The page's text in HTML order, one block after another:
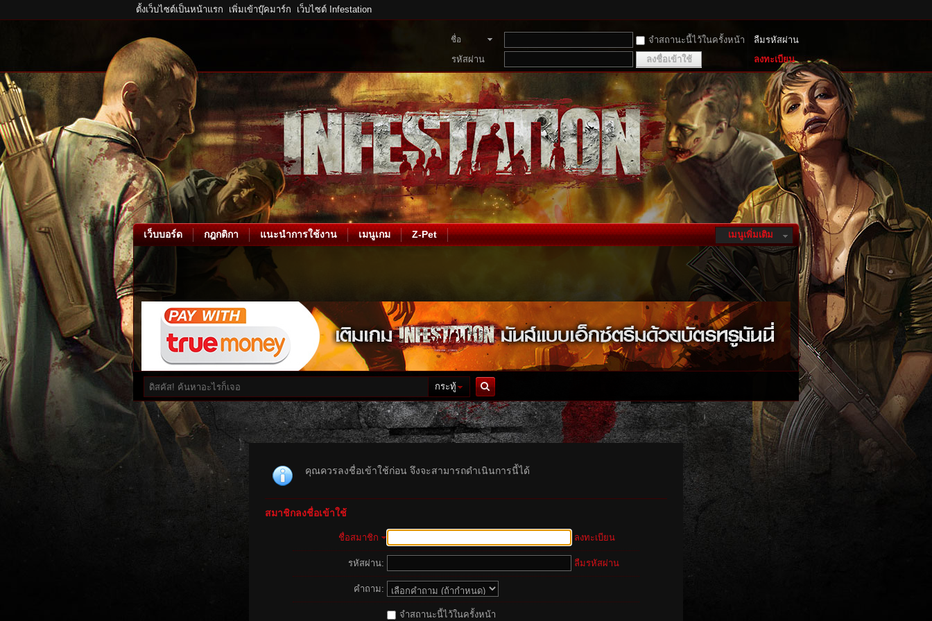
ตั้งเว็บไซต์เป็นหน้าแรก เพิ่มเข้าบุ๊คมาร์ก เว็บไซต์ Infestation
ชื่อ
สมาชิก
จำสถานะนี้ไว้ในครั้งหน้า
ลืมรหัสผ่าน
รหัสผ่าน
ลงชื่อเข้าใช้ ลงทะเบียน
เมนูเพิ่มเติม
เว็บบอร์ด กฎกติกา แนะนำการใช้งาน เมนูเกม Z-Pet
กระทู้
ค้นหา
คุณควรลงชื่อเข้าใช้ก่อน จึงจะสามารถดำเนินการนี้ได้
สมาชิกลงชื่อเข้าใช้
ชื่อสมาชิก ลงทะเบียน
รหัสผ่าน: ลืมรหัสผ่าน
คำถาม:
จำสถานะนี้ไว้ในครั้งหน้า